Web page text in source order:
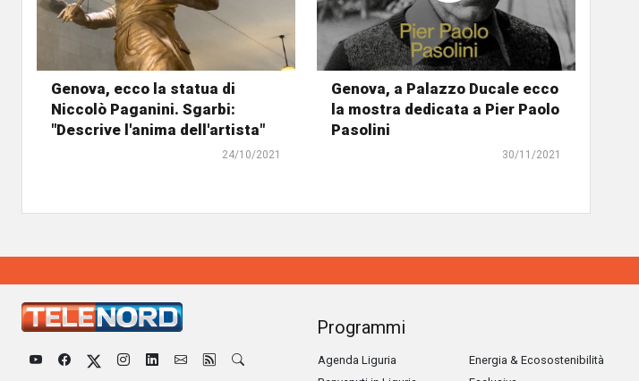
Genova, ecco la statua di
Niccolò Paganini. Sgarbi:
"Descrive l'anima dell'artista"
24/10/2021
Genova, a Palazzo Ducale ecco
la mostra dedicata a Pier Paolo
Pasolini
30/11/2021
Programmi
Agenda Liguria
Energia & Ecosostenibilità